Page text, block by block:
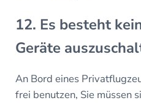
12. Es besteht
Geräte
An Bord eines
frei benutzen, Sie müssen